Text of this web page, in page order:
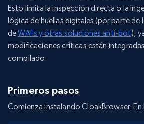
Esto limita la inspección directa o la
lógica de huellas digitales (por parte de
deWAFs y otras soluciones anti-bot),
modificaciones críticas están
compilado.
Primeros pasos
Comienza instalando CloakBrowser. En